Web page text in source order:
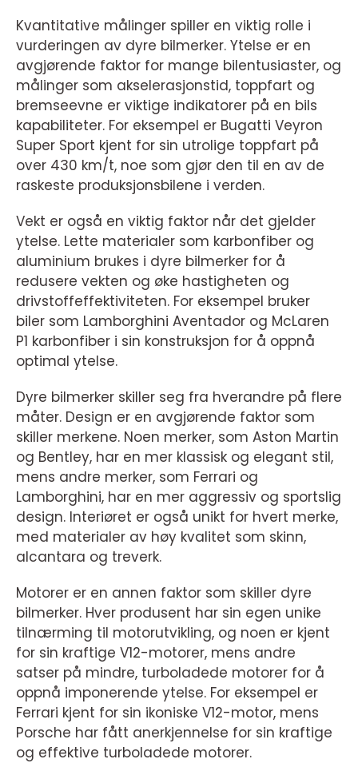
Kvantitative målinger spiller en viktig rolle i
vurderingen av dyre bilmerker. Ytelse er en
avgjørende faktor for mange bilentusiaster, og
målinger som akselerasjonstid, toppfart og
bremseevne er viktige indikatorer på en bils
kapabiliteter. For eksempel er Bugatti Veyron
Super Sport kjent for sin utrolige toppfart på
over 430 km/t, noe som gjør den til en av de
raskeste produksjonsbilene i verden.
Vekt er også en viktig faktor når det gjelder
ytelse. Lette materialer som karbonfiber og
aluminium brukes i dyre bilmerker for å
redusere vekten og øke hastigheten og
drivstoffeffektiviteten. For eksempel bruker
biler som Lamborghini Aventador og McLaren
P1 karbonfiber i sin konstruksjon for å oppnå
optimal ytelse.
Dyre bilmerker skiller seg fra hverandre på flere
måter. Design er en avgjørende faktor som
skiller merkene. Noen merker, som Aston Martin
og Bentley, har en mer klassisk og elegant stil,
mens andre merker, som Ferrari og
Lamborghini, har en mer aggressiv og sportslig
design. Interiøret er også unikt for hvert merke,
med materialer av høy kvalitet som skinn,
alcantara og treverk.
Motorer er en annen faktor som skiller dyre
bilmerker. Hver produsent har sin egen unike
tilnærming til motorutvikling, og noen er kjent
for sin kraftige V12-motorer, mens andre
satser på mindre, turboladede motorer for å
oppnå imponerende ytelse. For eksempel er
Ferrari kjent for sin ikoniske V12-motor, mens
Porsche har fått anerkjennelse for sin kraftige
og effektive turboladede motorer.